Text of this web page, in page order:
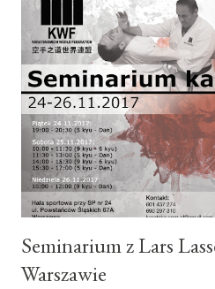
Seminarium z Lars
Warszawie